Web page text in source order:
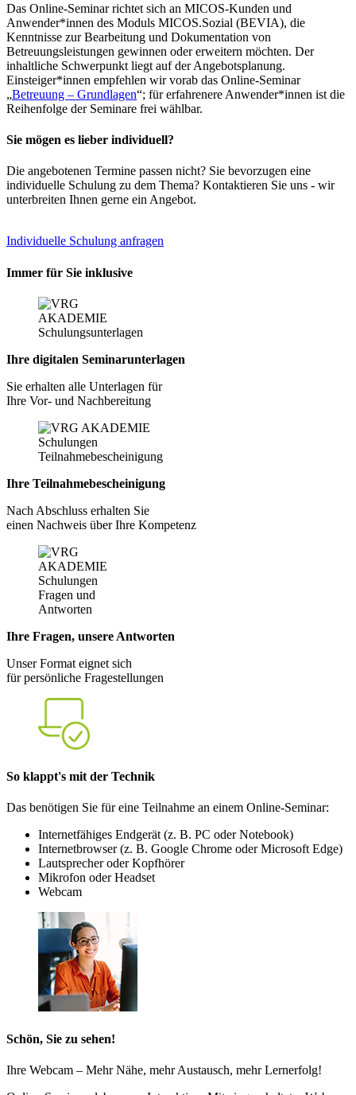
Das Online-Seminar richtet sich an MICOS-Kunden und
Anwender*innen des Moduls MICOS.Sozial (BEVIA), die
Kenntnisse zur Bearbeitung und Dokumentation von
Betreuungsleistungen gewinnen oder erweitern möchten. Der
inhaltliche Schwerpunkt liegt auf der Angebotsplanung.
Einsteiger*innen empfehlen wir vorab das Online-Seminar
„Betreuung – Grundlagen“; für erfahrenere Anwender*innen ist die
Reihenfolge der Seminare frei wählbar.
Sie mögen es lieber individuell?
Die angebotenen Termine passen nicht? Sie bevorzugen eine
individuelle Schulung zu dem Thema? Kontaktieren Sie uns - wir
unterbreiten Ihnen gerne ein Angebot.
Individuelle Schulung anfragen
Immer für Sie inklusive
Ihre digitalen Seminarunterlagen
Sie erhalten alle Unterlagen für
Ihre Vor- und Nachbereitung
Ihre Teilnahmebescheinigung
Nach Abschluss erhalten Sie
einen Nachweis über Ihre Kompetenz
Ihre Fragen, unsere Antworten
Unser Format eignet sich
für persönliche Fragestellungen
So klappt's mit der Technik
Das benötigen Sie für eine Teilnahme an einem Online-Seminar:
Internetfähiges Endgerät (z. B. PC oder Notebook)
Internetbrowser (z. B. Google Chrome oder Microsoft Edge)
Lautsprecher oder Kopfhörer
Mikrofon oder Headset
Webcam
Schön, Sie zu sehen!
Ihre Webcam – Mehr Nähe, mehr Austausch, mehr Lernerfolg!